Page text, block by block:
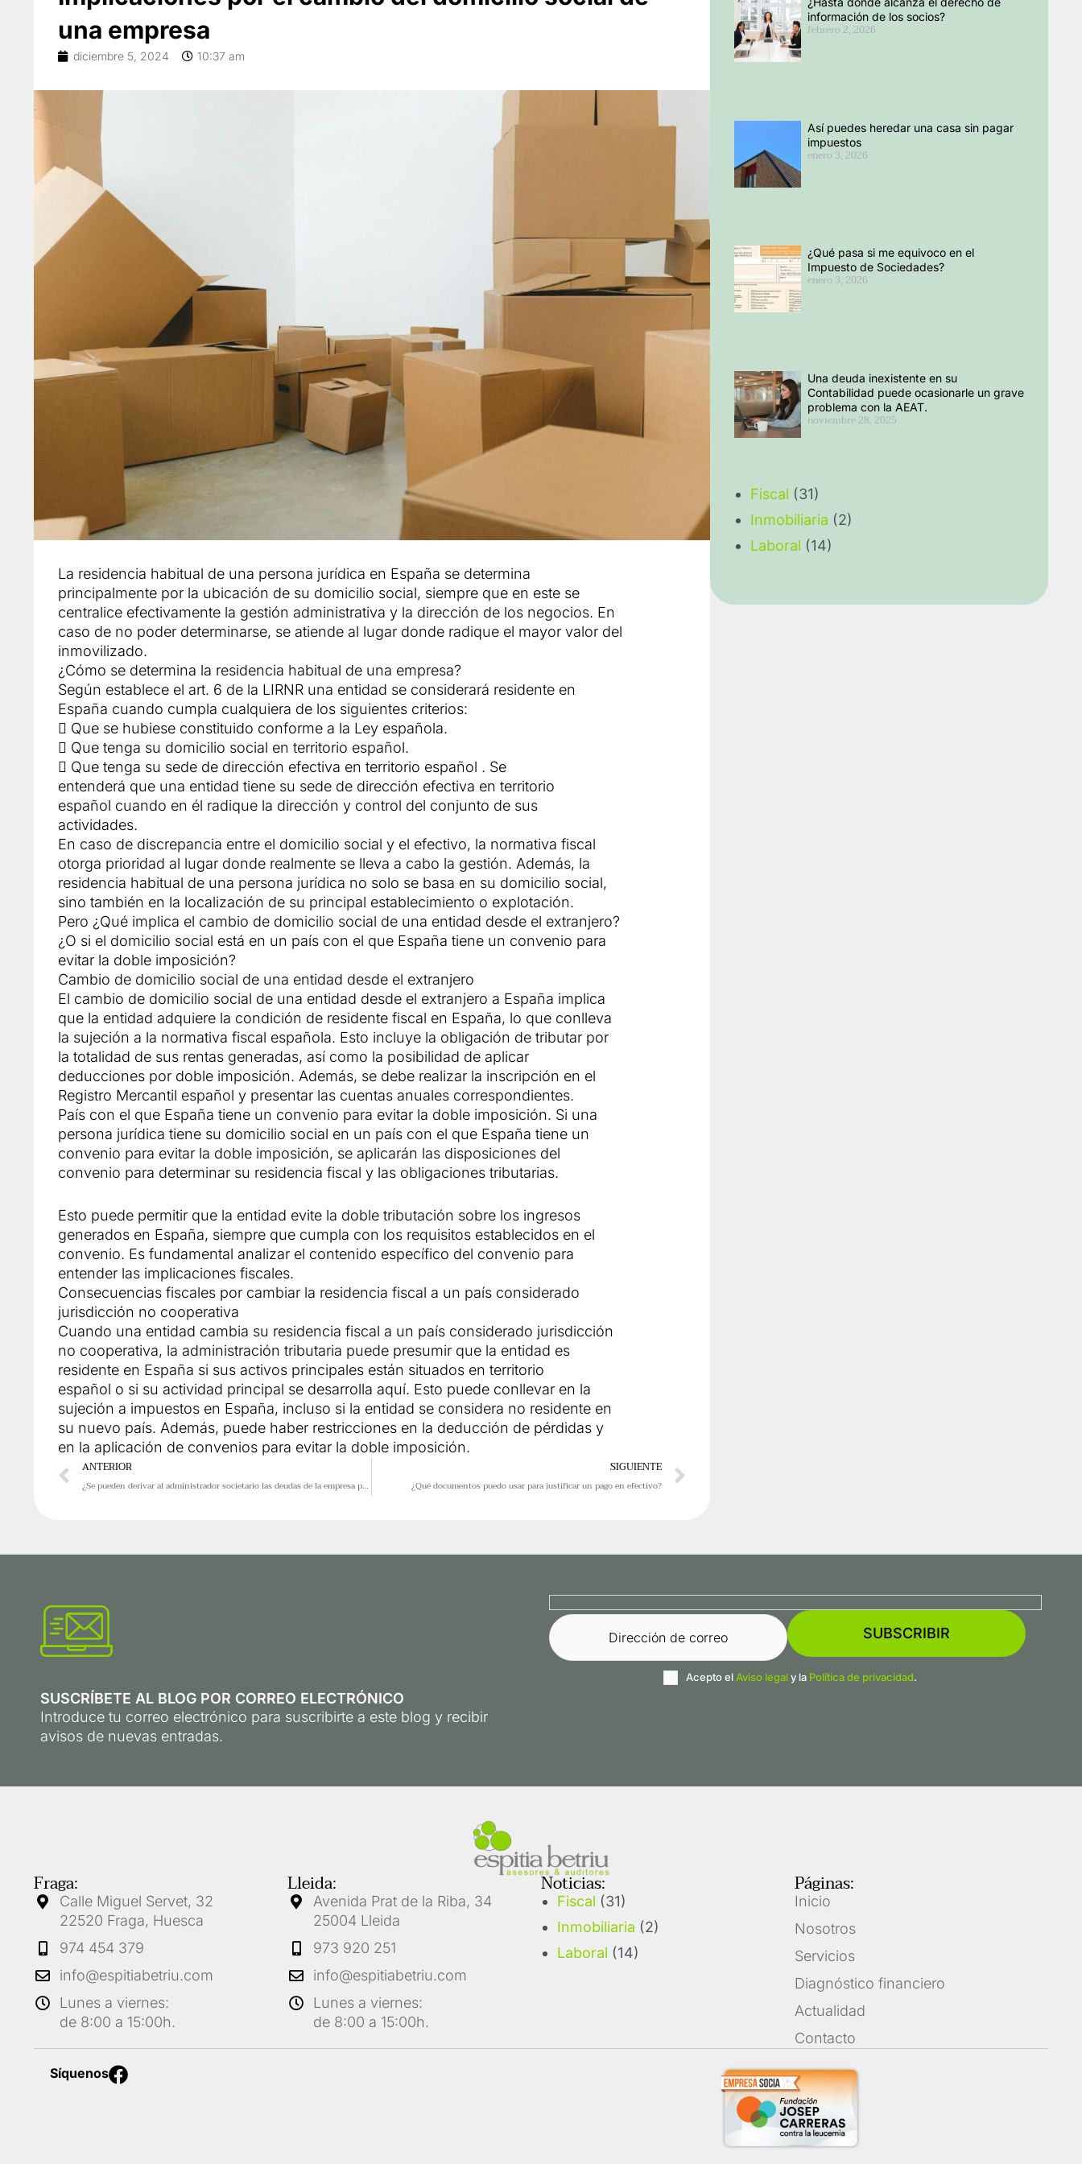
una empresa
diciembre 5, 2024 10:37 am
La residencia habitual de una persona jurídica en España se determina
principalmente por la ubicación de su domicilio social, siempre que en este se
centralice efectivamente la gestión administrativa y la dirección de los negocios. En
caso de no poder determinarse, se atiende al lugar donde radique el mayor valor del
inmovilizado.
¿Cómo se determina la residencia habitual de una empresa?
Según establece el art. 6 de la LIRNR una entidad se considerará residente en
España cuando cumpla cualquiera de los siguientes criterios:
 Que se hubiese constituido conforme a la Ley española.
 Que tenga su domicilio social en territorio español.
 Que tenga su sede de dirección efectiva en territorio español . Se
entenderá que una entidad tiene su sede de dirección efectiva en territorio
español cuando en él radique la dirección y control del conjunto de sus
actividades.
En caso de discrepancia entre el domicilio social y el efectivo, la normativa fiscal
otorga prioridad al lugar donde realmente se lleva a cabo la gestión. Además, la
residencia habitual de una persona jurídica no solo se basa en su domicilio social,
sino también en la localización de su principal establecimiento o explotación.
Pero ¿Qué implica el cambio de domicilio social de una entidad desde el extranjero?
¿O si el domicilio social está en un país con el que España tiene un convenio para
evitar la doble imposición?
Cambio de domicilio social de una entidad desde el extranjero
El cambio de domicilio social de una entidad desde el extranjero a España implica
que la entidad adquiere la condición de residente fiscal en España, lo que conlleva
la sujeción a la normativa fiscal española. Esto incluye la obligación de tributar por
la totalidad de sus rentas generadas, así como la posibilidad de aplicar
deducciones por doble imposición. Además, se debe realizar la inscripción en el
Registro Mercantil español y presentar las cuentas anuales correspondientes.
País con el que España tiene un convenio para evitar la doble imposición. Si una
persona jurídica tiene su domicilio social en un país con el que España tiene un
convenio para evitar la doble imposición, se aplicarán las disposiciones del
convenio para determinar su residencia fiscal y las obligaciones tributarias.
Esto puede permitir que la entidad evite la doble tributación sobre los ingresos
generados en España, siempre que cumpla con los requisitos establecidos en el
convenio. Es fundamental analizar el contenido específico del convenio para
entender las implicaciones fiscales.
Consecuencias fiscales por cambiar la residencia fiscal a un país considerado
jurisdicción no cooperativa
Cuando una entidad cambia su residencia fiscal a un país considerado jurisdicción
no cooperativa, la administración tributaria puede presumir que la entidad es
residente en España si sus activos principales están situados en territorio
español o si su actividad principal se desarrolla aquí. Esto puede conllevar en la
sujeción a impuestos en España, incluso si la entidad se considera no residente en
su nuevo país. Además, puede haber restricciones en la deducción de pérdidas y
en la aplicación de convenios para evitar la doble imposición.
Ant
ANTERIOR
¿Se pueden derivar al administrador societario las deudas de la empresa por multas o tasas municipales?
SIGUIENTE
¿Qué documentos puedo usar para justificar un pago en efectivo?
información de los socios?
febrero 2, 2026
Así puedes heredar una casa sin pagar
impuestos
enero 3, 2026
¿Qué pasa si me equivoco en el
Impuesto de Sociedades?
enero 3, 2026
Una deuda inexistente en su
Contabilidad puede ocasionarle un grave
problema con la AEAT.
noviembre 28, 2025
Fiscal (31)
Inmobiliaria (2)
Laboral (14)
SUSCRÍBETE AL BLOG POR CORREO ELECTRÓNICO
Introduce tu correo electrónico para suscribirte a este blog y recibir
avisos de nuevas entradas.
Acepto el Aviso legaly la Política de privacidad.
Fraga:
Calle Miguel Servet, 32
22520 Fraga, Huesca
974 454 379
info@espitiabetriu.com
Lunes a viernes:
de 8:00 a 15:00h.
Lleida:
Avenida Prat de la Riba, 34
25004 Lleida
973 920 251
info@espitiabetriu.com
Lunes a viernes:
de 8:00 a 15:00h.
Noticias:
Fiscal (31)
Inmobiliaria (2)
Laboral (14)
Páginas:
Inicio
Nosotros
Servicios
Diagnóstico financiero
Actualidad
Contacto
Síquenos F
a